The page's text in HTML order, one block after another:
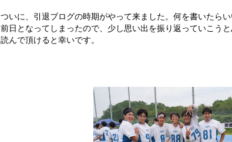
ついに、引退ブログの時期がやって来ました。何を書いたら
前日となってしまったので、少し思い出を振り返っていこう
読んで頂けると幸いです。